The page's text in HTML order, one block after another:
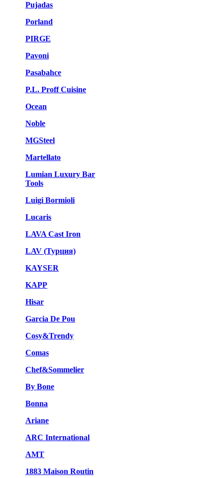
Pujadas
Porland
PIRGE
Pavoni
Pasabahce
P.L. Proff Cuisine
Ocean
Noble
MGSteel
Martellato
Lumian Luxury Bar
Tools
Luigi Bormioli
Lucaris
LAVA Cast Iron
LAV (Турция)
KAYSER
KAPP
Hisar
Garcia De Pou
Cosy&Trendy
Comas
Chef&Sommelier
By Bone
Bonna
Ariane
ARC International
AMT
1883 Maison Routin